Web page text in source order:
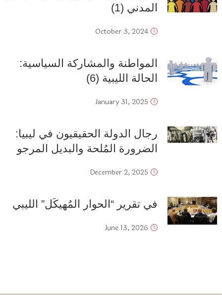
المدني (1)
October 3, 2024
المواطنة والمشاركة السياسية:
الحالة الليبية (6)
January 31, 2025
رجال الدولة الحقيقيون في ليبيا:
الضرورة المُلحة والبديل المرجو
December 2, 2025
في تقرير “الحوار المُهيكَل” الليبي
June 13, 2026